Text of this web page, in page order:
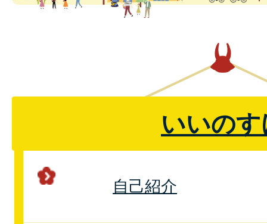
いいの
自己紹介